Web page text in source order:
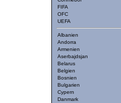
FIFA
OFC
UEFA
Albanien
Andorra
Armenien
Aserbajdsjan
Belarus
Belgien
Bosnien
Bulgarien
Cypern
Danmark